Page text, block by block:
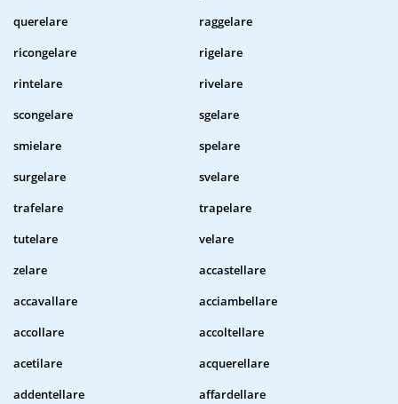
querelare
raggelare
ricongelare
rigelare
rintelare
rivelare
scongelare
sgelare
smielare
spelare
surgelare
svelare
trafelare
trapelare
tutelare
velare
zelare
accastellare
accavallare
acciambellare
accollare
accoltellare
acetilare
acquerellare
addentellare
affardellare